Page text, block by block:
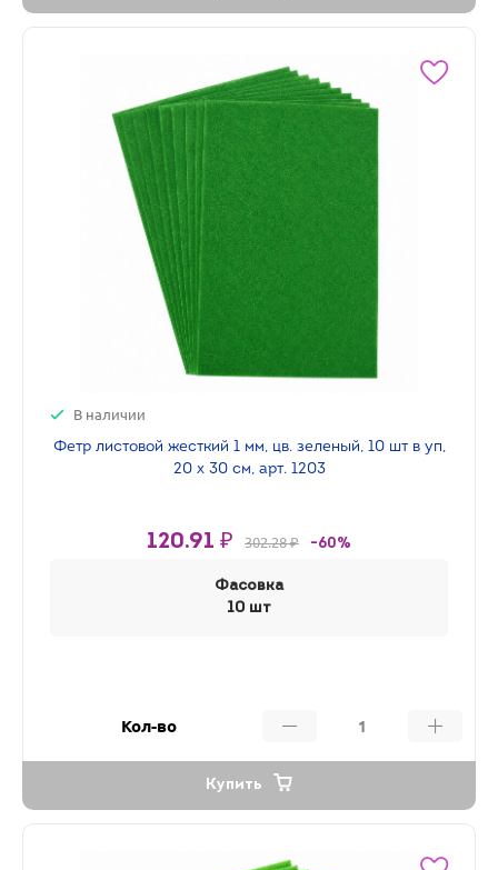
В наличии
Фетр листовой жесткий 1 мм, цв. зеленый, 10 шт в уп,
20 х 30 см, арт. 1203
120.91 ₽ 302.28 ₽ -60%
Фасовка
10 шт
Кол-во
Купить